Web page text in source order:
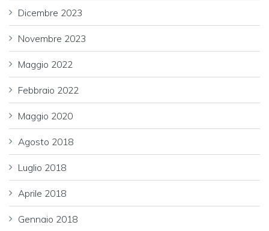
Dicembre 2023
Novembre 2023
Maggio 2022
Febbraio 2022
Maggio 2020
Agosto 2018
Luglio 2018
Aprile 2018
Gennaio 2018